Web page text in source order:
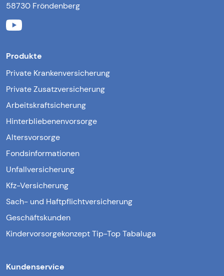
58730 Fröndenberg
Produkte
Private Krankenversicherung
Private Zusatzversicherung
Arbeitskraftsicherung
Hinterbliebenenvorsorge
Altersvorsorge
Fondsinformationen
Unfallversicherung
Kfz-Versicherung
Sach- und Haftpflichtversicherung
Geschäftskunden
Kindervorsorgekonzept Tip-Top Tabaluga
Kundenservice